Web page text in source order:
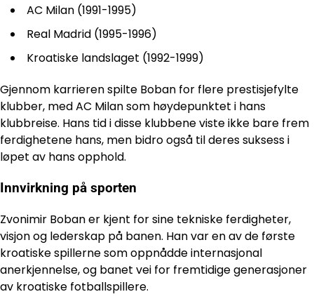
AC Milan (1991-1995)
Real Madrid (1995-1996)
Kroatiske landslaget (1992-1999)
Gjennom karrieren spilte Boban for flere prestisjefylte
klubber, med AC Milan som høydepunktet i hans
klubbreise. Hans tid i disse klubbene viste ikke bare frem
ferdighetene hans, men bidro også til deres suksess i
løpet av hans opphold.
Innvirkning på sporten
Zvonimir Boban er kjent for sine tekniske ferdigheter,
visjon og lederskap på banen. Han var en av de første
kroatiske spillerne som oppnådde internasjonal
anerkjennelse, og banet vei for fremtidige generasjoner
av kroatiske fotballspillere.